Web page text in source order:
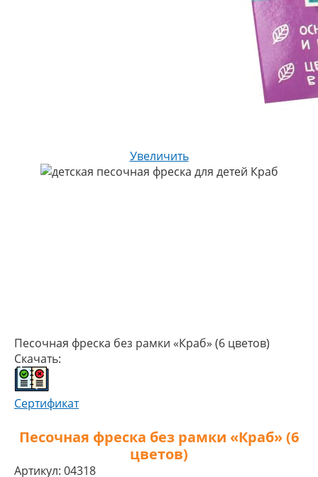
Увеличить
Песочная фреска без рамки «Краб» (6 цветов)
Скачать:
Сертификат
Песочная фреска без рамки «Краб» (6
цветов)
Артикул: 04318